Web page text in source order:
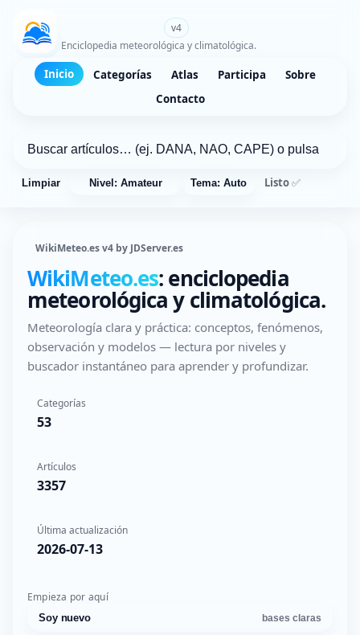
v4
Enciclopedia meteorológica y climatológica.
Inicio Categorías Atlas Participa
Sobre
Contacto
Limpiar Nivel: Amateur Tema: Auto Listo ✅
WikiMeteo.es v4 by JDServer.es
WikiMeteo.es: enciclopedia
meteorológica y climatológica.
Meteorología clara y práctica: conceptos, fenómenos,
observación y modelos — lectura por niveles y
buscador instantáneo para aprender y profundizar.
Categorías
53
Artículos
3357
Última actualización
2026-07-13
Empieza por aquí
Soy nuevo bases claras